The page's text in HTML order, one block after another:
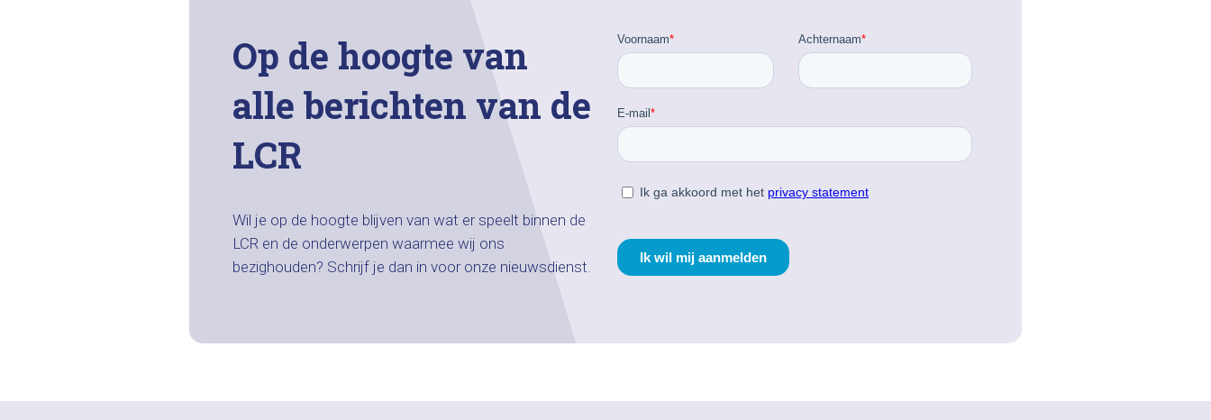
Op de hoogte van
alle berichten van de
LCR
Wil je op de hoogte blijven van wat er speelt binnen de
LCR en de onderwerpen waarmee wij ons
bezighouden? Schrijf je dan in voor onze nieuwsdienst.